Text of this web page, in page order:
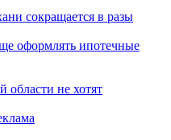
сокращается в разы
оформлять ипотечные
области не хотят